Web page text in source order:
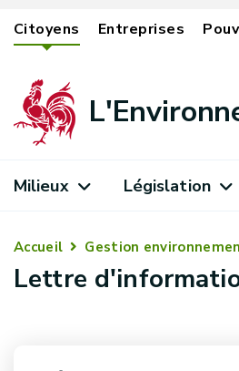
Citoyens Entreprises
Milieux Législation
Accueil Gestion
Lettre